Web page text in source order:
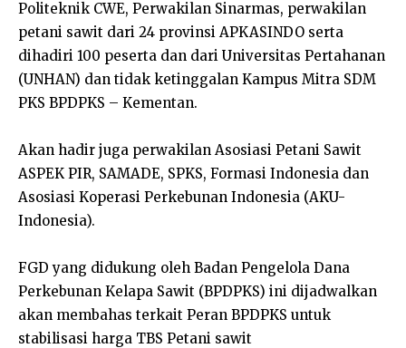
Politeknik CWE, Perwakilan Sinarmas, perwakilan
petani sawit dari 24 provinsi APKASINDO serta
dihadiri 100 peserta dan dari Universitas Pertahanan
(UNHAN) dan tidak ketinggalan Kampus Mitra SDM
PKS BPDPKS – Kementan.
Akan hadir juga perwakilan Asosiasi Petani Sawit
ASPEK PIR, SAMADE, SPKS, Formasi Indonesia dan
Asosiasi Koperasi Perkebunan Indonesia (AKU-
Indonesia).
FGD yang didukung oleh Badan Pengelola Dana
Perkebunan Kelapa Sawit (BPDPKS) ini dijadwalkan
akan membahas terkait Peran BPDPKS untuk
stabilisasi harga TBS Petani sawit